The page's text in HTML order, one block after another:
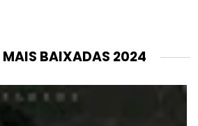
MAIS BAIXADAS 2024